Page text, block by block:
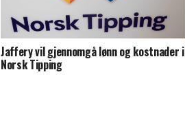
Jaffery vil gjennomgå lønn og kostnader i
Norsk Tipping